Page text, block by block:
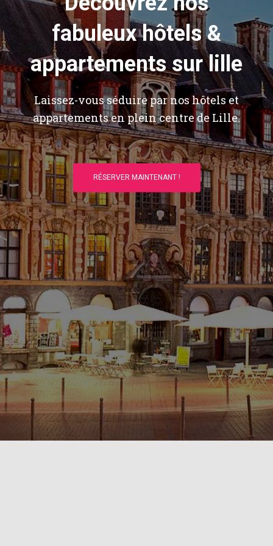
fabuleux hôtels &
appartements sur lille
Laissez-vous séduire par nos hôtels et
appartements en plein centre de Lille.
RÉSERVER MAINTENANT !